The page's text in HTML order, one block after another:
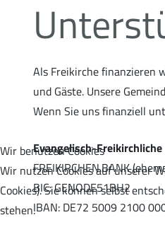
Als Freikirche finanzieren
und Gäste. Unsere
Wenn Sie uns finanziell
Evangelisch-
FREIKIRCHEN.BANK
BIC: GENODE51BH2
IBAN: DE72 5009 2100
Wir benutzen Cookies
Wir nutzen Cookies auf unserer
Cookies). Sie können selbst
stehen.
Musik zur Ehre Gottes